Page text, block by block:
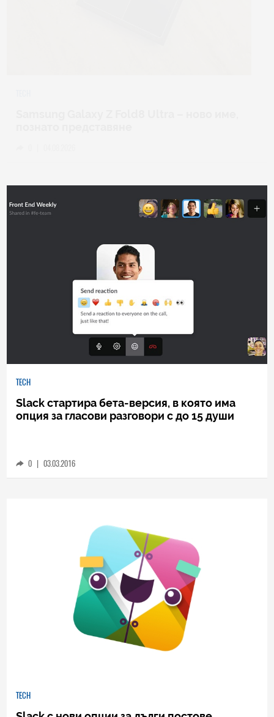
TECH
Slack стартира бета-версия, в която има
опция за гласови разговори с до 15 души
0 | 03.03.2016
TECH